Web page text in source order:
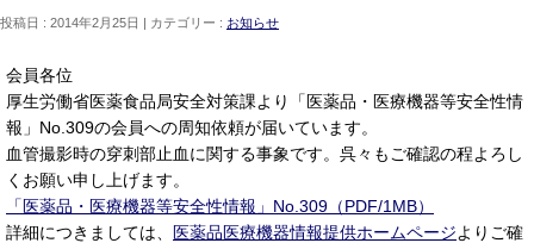
投稿日 : 2014年2月25日 カテゴリー : お知らせ
会員各位
厚生労働省医薬食品局安全対策課より「医薬品・医療機器等安全性情
報」No.309の会員への周知依頼が届いています。
血管撮影時の穿刺部止血に関する事象です。呉々もご確認の程よろし
くお願い申し上げます。
「医薬品・医療機器等安全性情報」No.309（PDF/1MB）
詳細につきましては、
医薬品医療機器情報提供ホームページよりご確